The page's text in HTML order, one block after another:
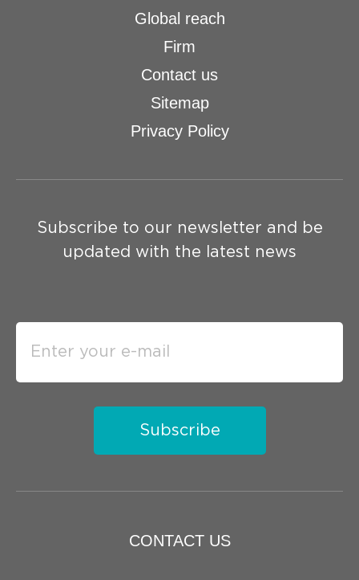
CONTACT US
Global reach
Firm
Contact us
Sitemap
Privacy Policy
Subscribe to our newsletter and be
updated with the latest news
Subscribe